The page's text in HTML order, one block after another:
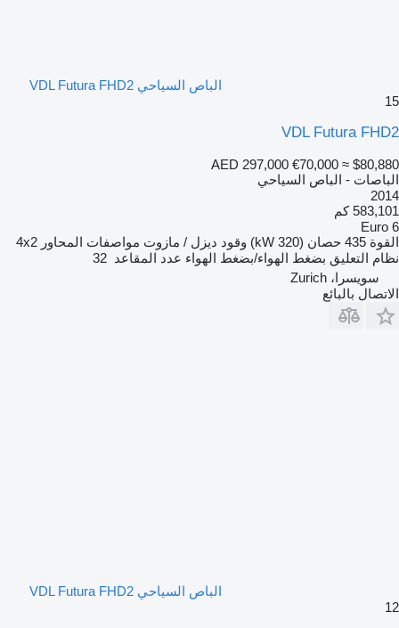
الباص السياحي VDL Futura FHD2
15
VDL Futura FHD2
AED 297,000 €70,000 ≈ $80,880
الباصات - الباص السياحي
2014
583,101 كم
Euro 6
القوة 435 حصان (320 kW) وقود ديزل / مازوت مواصفات المحاور 4x2
نظام التعليق بضغط الهواء/بضغط الهواء عدد المقاعد 32
سويسرا، Zurich
الاتصال بالبائع
الباص السياحي VDL Futura FHD2
12